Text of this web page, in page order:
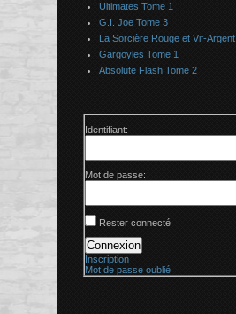
Ultimates Tome 1
G.I. Joe Tome 3
La Sorcière Rouge et Vif-Argent
Gargoyles Tome 1
Absolute Flash Tome 2
Identifiant:
Mot de passe:
Rester connecté
Connexion
Inscription
Mot de passe oublié